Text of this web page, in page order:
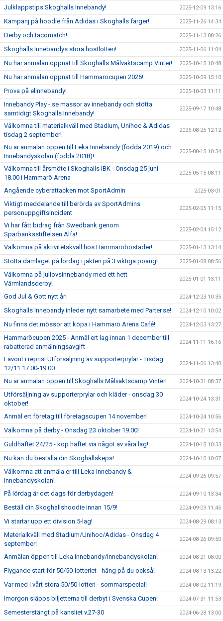
Julklappstips Skoghalls Innebandy! 2025-12-09 13:16
Kampanj på hoodie från Adidas i Skoghalls färger! 2025-11-26 14:34
Derby och tacomatch! 2025-11-13 08:26
Skoghalls Innebandys stora höstlotteri! 2025-11-06 11:04
Nu har anmälan öppnat till Skoghalls Målvaktscamp Vinter! 2025-10-15 10:48
Nu har anmälan öppnat till Hammaröcupen 2026! 2025-10-09 15:10
Prova på elinnebandy! 2025-10-03 11:11
Innebandy Play - se massor av innebandy och stötta
samtidigt Skoghalls Innebandy!
2025-09-17 10:48
Välkomna till materialkväll med Stadium, Unihoc & Adidas
tisdag 2 september!
2025-08-25 12:12
Nu är anmälan öppen till Leka Innebandy (födda 2019) och
Innebandyskolan (födda 2018)!
2025-08-15 10:34
Välkomna till årsmöte i Skoghalls IBK - Onsdag 25 juni
18.00 i Hammarö Arena
2025-05-15 08:11
Angående cyberattacken mot SportAdmin 2025-03-01
Viktigt meddelande till berörda av SportAdmins
personuppgiftsincident
2025-02-05 11:15
Vi har fått bidrag från Swedbank genom
Sparbanksstiftelsen Alfa!
2025-02-04 15:12
Välkomna på aktivitetskväll hos Hammaröbostäder! 2025-01-13 13:14
Stötta damlaget på lördag i jakten på 3 viktiga poäng! 2025-01-08 08:56
Välkomna på jullovsinnebandy med ett hett
Värmlandsderby!
2025-01-01 13:11
God Jul & Gott nytt år! 2024-12-23 10:35
Skoghalls Innebandy inleder nytt samarbete med Parter.se! 2024-12-10 10:02
Nu finns det mössor att köpa i Hammarö Arena Café! 2024-12-03 13:27
Hammaröcupen 2025 - Anmäl ert lag innan 1 december till
rabatterad anmälningsavgift
2024-11-11 16:16
Favorit i repris! Utförsäljning av supporterprylar - Tisdag
12/11 17.00-19.00
2024-11-06 13:40
Nu är anmälan öppen till Skoghalls Målvaktscamp Vinter! 2024-10-31 08:37
Utförsäljning av supporterprylar och kläder - onsdag 30
oktober!
2024-10-24 13:31
Anmäl ert företag till företagscupen 14 november! 2024-10-24 10:56
Välkomna på derby - Onsdag 23 oktober 19.00! 2024-10-21 13:54
Guldhäftet 24/25 - köp häftet via något av våra lag! 2024-10-15 10:33
Nu kan du beställa din Skoghallskeps! 2024-10-10 10:07
Välkomna att anmäla er till Leka Innebandy &
Innebandyskolan!
2024-09-26 09:57
På lördag är det dags för derbydagen! 2024-09-10 13:34
Beställ din Skoghallshoodie innan 15/9! 2024-09-09 11:45
Vi startar upp ett division 5-lag! 2024-08-29 08:13
Materialkväll med Stadium/Unihoc/Adidas - Onsdag 4
september!
2024-08-26 09:50
Anmälan öppen till Leka Innebandy/Innebandyskolan! 2024-08-21 08:00
Flygande start för 50/50-lotteriet - häng på du också! 2024-08-13 13:22
Var med i vårt stora 50/50-lotteri - sommarspecial! 2024-08-02 11:19
Imorgon släpps biljetterna till derbyt i Svenska Cupen! 2024-07-31 11:53
Semesterstängt på kansliet v.27-30 2024-06-28 13:00